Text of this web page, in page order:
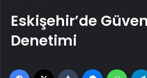
Eskişehir’de
Denetimi
Facebook Tumblr Messenger